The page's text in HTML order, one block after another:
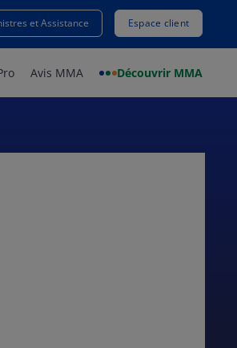
et Assistance Espace client
Avis MMA Découvrir MMA